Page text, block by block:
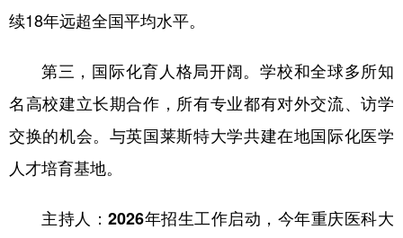
续18年远超全国平均水平。
第三，国际化育人格局开阔。学校和全球多所知
名高校建立长期合作，所有专业都有对外交流、访学
交换的机会。与英国莱斯特大学共建在地国际化医学
人才培育基地。
主持人：2026年招生工作启动，今年重庆医科大